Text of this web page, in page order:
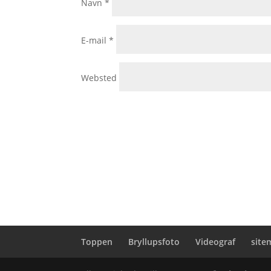
Navn*
E-mail*
Websted
Toppen Bryllupsfoto Videograf